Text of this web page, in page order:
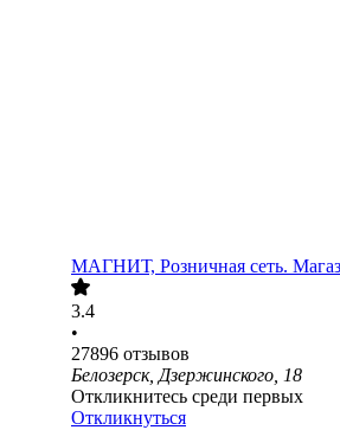
МАГНИТ, Розничная сеть.
3.4
•
27896 отзывов
Белозерск, Дзержинского, 18
Откликнитесь среди первых
Откликнуться